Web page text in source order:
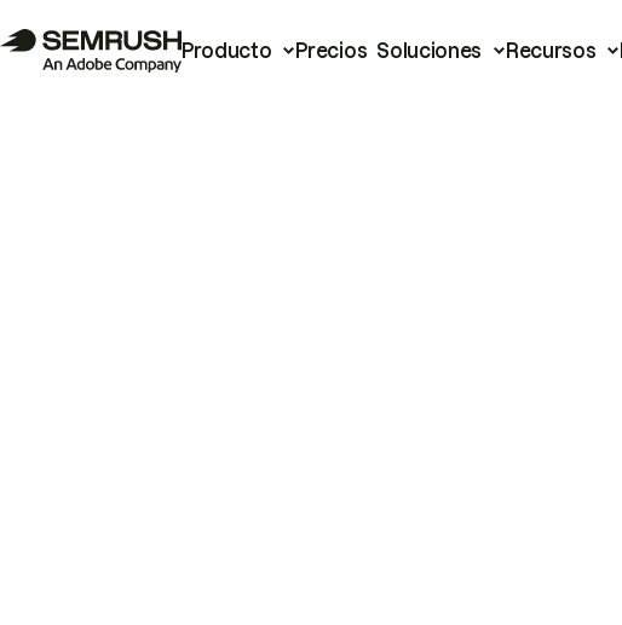
Producto Precios Soluciones Recursos